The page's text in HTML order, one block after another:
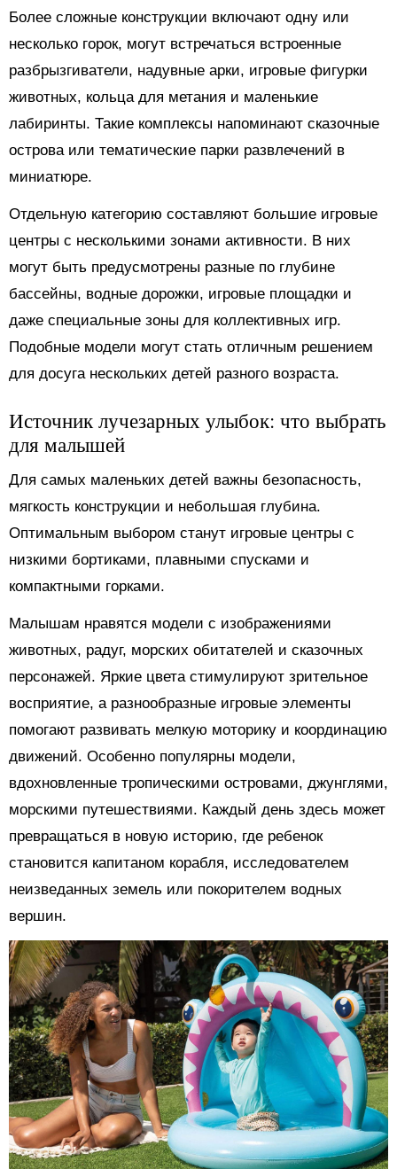
Более сложные конструкции включают одну или
несколько горок, могут встречаться встроенные
разбрызгиватели, надувные арки, игровые фигурки
животных, кольца для метания и маленькие
лабиринты. Такие комплексы напоминают сказочные
острова или тематические парки развлечений в
миниатюре.
Отдельную категорию составляют большие игровые
центры с несколькими зонами активности. В них
могут быть предусмотрены разные по глубине
бассейны, водные дорожки, игровые площадки и
даже специальные зоны для коллективных игр.
Подобные модели могут стать отличным решением
для досуга нескольких детей разного возраста.
Источник лучезарных улыбок: что выбрать
для малышей
Для самых маленьких детей важны безопасность,
мягкость конструкции и небольшая глубина.
Оптимальным выбором станут игровые центры с
низкими бортиками, плавными спусками и
компактными горками.
Малышам нравятся модели с изображениями
животных, радуг, морских обитателей и сказочных
персонажей. Яркие цвета стимулируют зрительное
восприятие, а разнообразные игровые элементы
помогают развивать мелкую моторику и координацию
движений. Особенно популярны модели,
вдохновленные тропическими островами, джунглями,
морскими путешествиями. Каждый день здесь может
превращаться в новую историю, где ребенок
становится капитаном корабля, исследователем
неизведанных земель или покорителем водных
вершин.